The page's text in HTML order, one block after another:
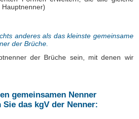
anderes als das kleinste gemeinsame
der Brüche.
der Brüche sein, mit denen wir
gemeinsamen Nenner
Sie das kgV der Nenner: